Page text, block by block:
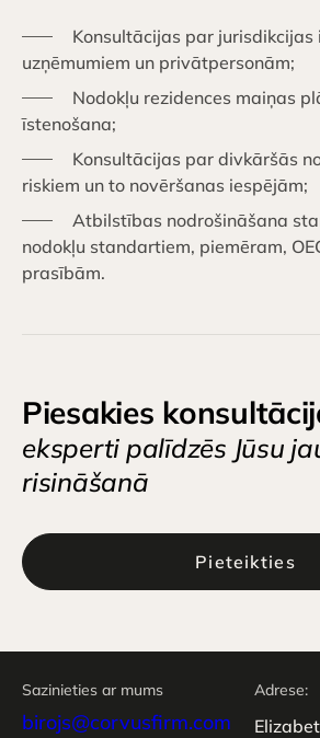
Konsultācijas par jurisdikcijas
uzņēmumiem un privātpersonām;
Nodokļu rezidences maiņas
īstenošana;
Konsultācijas par divkāršās
riskiem un to novēršanas iespējām;
Atbilstības nodrošināšana
nodokļu standartiem, piemēram,
prasībām.
Piesakies
eksperti palīdzēs Jūsu
risināšanā
Pieteikties
Sazinieties ar mums
birojs@corvusfirm.com
Adrese: